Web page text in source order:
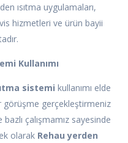
ısıtma uygulamaları,
hizmetleri ve ürün bayii
Kullanımı
sistemi kullanımı elde
görüşme gerçekleştirmeniz
çalışmamız sayesinde
olarak Rehau yerden